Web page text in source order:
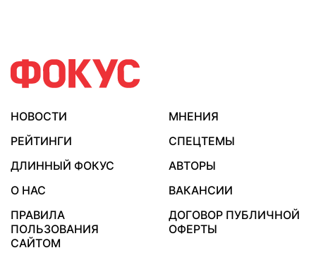
НОВОСТИ
МНЕНИЯ
РЕЙТИНГИ
СПЕЦТЕМЫ
ДЛИННЫЙ ФОКУС
АВТОРЫ
О НАС
ВАКАНСИИ
ПРАВИЛА
ПОЛЬЗОВАНИЯ
САЙТОМ
ДОГОВОР ПУБЛИЧНОЙ
ОФЕРТЫ